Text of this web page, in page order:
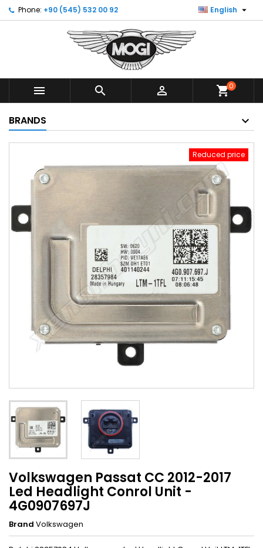
Phone: +90 (545) 532 00 92 English 
   shopping_cart0
BRANDS
Reduced price
Volkswagen Passat CC 2012-2017
Led Headlight Conrol Unit -
4G0907697J
Brand Volkswagen